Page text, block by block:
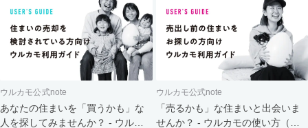
ウルカモ公式note
あなたの住まいを「買うかも」な
人を探してみませんか？ - ウルカ
ウルカモ公式note
「売るかも」な住まいと出会いま
せんか？ - ウルカモの使い方（買